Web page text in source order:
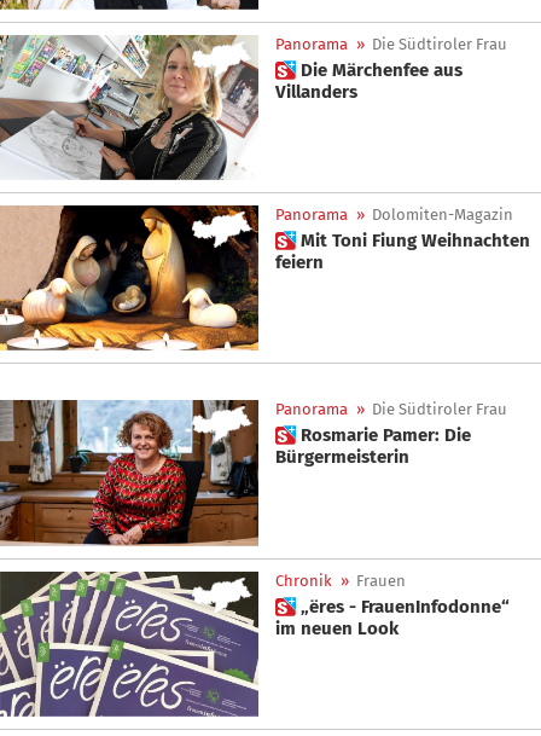
Panorama » Die Südtiroler Frau
 Die Märchenfee aus
Villanders
Panorama » Dolomiten-Magazin
 Mit Toni Fiung Weihnachten
feiern
Panorama » Die Südtiroler Frau
 Rosmarie Pamer: Die
Bürgermeisterin
Chronik » Frauen
 „ëres - FrauenInfodonne“
im neuen Look